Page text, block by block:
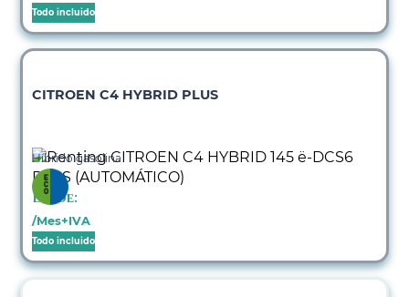
Todo incluido
CITROEN C4 HYBRID PLUS
Híbrido gasolina
Desde:
/Mes+IVA
Todo incluido